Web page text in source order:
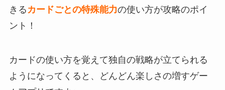
きる カードごとの特殊能力の使い方が攻略のポイ
ント！
カードの使い方を覚えて独自の戦略が立てられる
ようになってくると、どんどん楽しさの増すゲー